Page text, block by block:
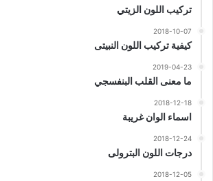
تركيب اللون الزيتي
2018-10-07
كيفية تركيب اللون النبيتى
2019-04-23
ما معنى القلب البنفسجي
2018-12-18
اسماء الوان غريبة
2018-12-24
درجات اللون البترولى
2018-12-05